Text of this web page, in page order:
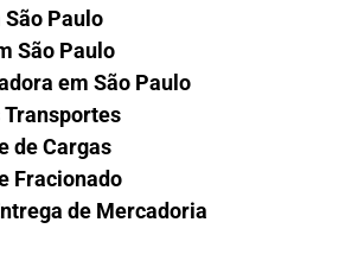
Paulo
São Paulo
em São Paulo
Transportes
de Cargas
Fracionado
de Mercadoria